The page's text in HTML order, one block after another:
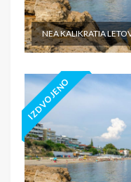
NEA KALIKRATIA
IZDVOJENO